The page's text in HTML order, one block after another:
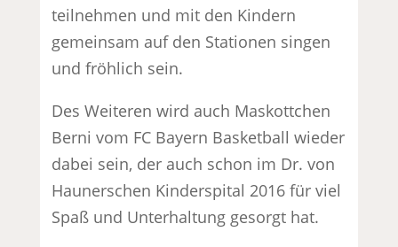
teilnehmen und mit den Kindern
gemeinsam auf den Stationen singen
und fröhlich sein.
Des Weiteren wird auch Maskottchen
Berni vom FC Bayern Basketball wieder
dabei sein, der auch schon im Dr. von
Haunerschen Kinderspital 2016 für viel
Spaß und Unterhaltung gesorgt hat.